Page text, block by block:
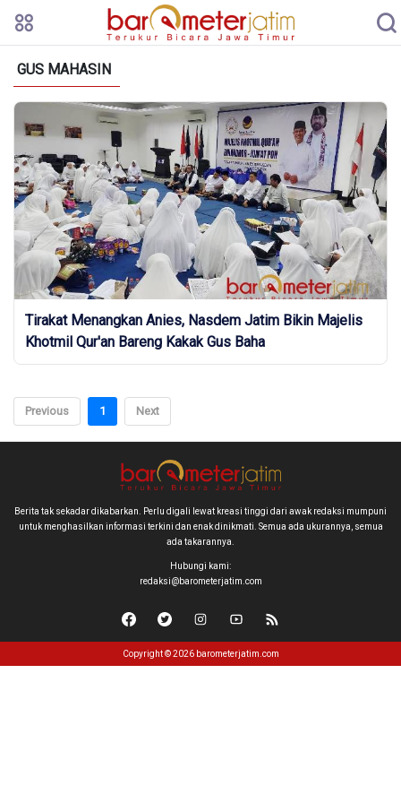
GUS MAHASIN
Tirakat Menangkan Anies, Nasdem Jatim Bikin Majelis
Khotmil Qur'an Bareng Kakak Gus Baha
Previous 1 Next
Berita tak sekadar dikabarkan. Perlu digali lewat kreasi tinggi dari awak redaksi mumpuni
untuk menghasilkan informasi terkini dan enak dinikmati. Semua ada ukurannya, semua
ada takarannya.
Hubungi kami:
redaksi@barometerjatim.com
Copyright © 2026 barometerjatim.com